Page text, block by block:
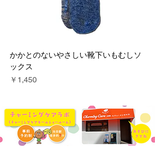
かかとのないやさしい靴下いもむしソ
ックス
価格
￥1,450